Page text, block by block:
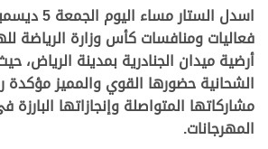
فعاليات ومنافسات كأس وزارة الرياضة
أرضية ميدان الجنادرية بمدينة الرياض،
الشحانية حضورها القوي والمميز مؤكدة
مشاركاتها المتواصلة وإنجازاتها
المهرجانات.